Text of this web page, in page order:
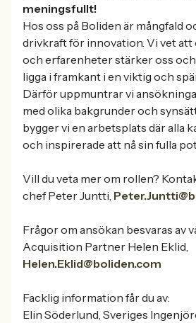
meningsfullt!
Hos oss på Boliden är mångfald
drivkraft för innovation. Vi vet
och erfarenheter stärker oss
ligga i framkant i en viktig och
Därför uppmuntrar vi
med olika bakgrunder och
bygger vi en arbetsplats där alla
och inspirerade att nå sin fulla
Vill du veta mer om rollen?
chef Peter Juntti,
Frågor om ansökan besvaras av
Acquisition Partner Helen Eklid,
Helen.Eklid@boliden.com
Facklig information får du av:
Elin Söderlund, Sveriges